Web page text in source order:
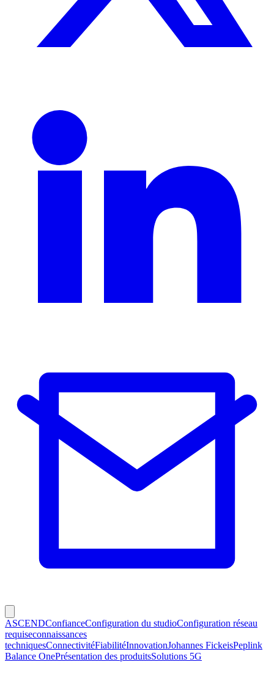
ASCENDConfianceConfiguration du studioConfiguration réseau
requiseconnaissances
techniquesConnectivitéFiabilitéInnovationJohannes FickeisPeplink
Balance OnePrésentation des produitsSolutions 5G